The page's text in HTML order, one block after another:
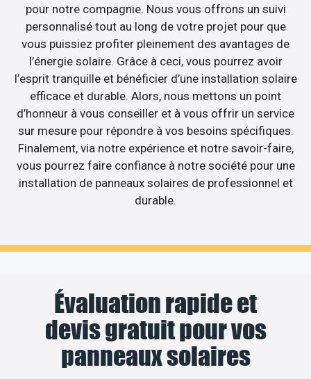
pour notre compagnie. Nous vous offrons un suivi
personnalisé tout au long de votre projet pour que
vous puissiez profiter pleinement des avantages de
l’énergie solaire. Grâce à ceci, vous pourrez avoir
l’esprit tranquille et bénéficier d’une installation solaire
efficace et durable. Alors, nous mettons un point
d’honneur à vous conseiller et à vous offrir un service
sur mesure pour répondre à vos besoins spécifiques.
Finalement, via notre expérience et notre savoir-faire,
vous pourrez faire confiance à notre société pour une
installation de panneaux solaires de professionnel et
durable.
Évaluation rapide et
devis gratuit pour vos
panneaux solaires